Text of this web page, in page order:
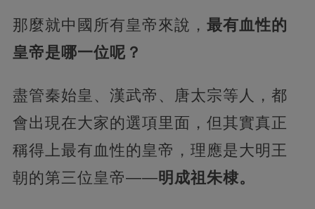
那麼就中國所有皇帝來說， 最有血性的
皇帝是哪一位呢？
盡管秦始皇、漢武帝、唐太宗等人，都
會出現在大家的選項里面，但其實真正
稱得上最有血性的皇帝，理應是大明王
朝的第三位皇帝——明成祖朱棣。